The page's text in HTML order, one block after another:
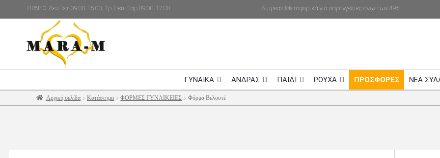
ΩΡΑΡΙΟ: Δευ-Τετ 09:00-15:00, Τρ-Πεπ-Παρ 09:00-17:00 Δωρεαν Μεταφορικά για παραγγελίες άνω των 49€
ΓΥΝΑΙΚΑ ΑΝΔΡΑΣ ΠΑΙΔΙ ΡΟΥΧΑ ΠΡΟΣΦΟΡΕΣ NEA
Αρχική σελίδα Κατάστημα ΦΟΡΜΕΣ ΓΥΝΑΙΚΕΙΕΣ Φόρμα Βελουτέ